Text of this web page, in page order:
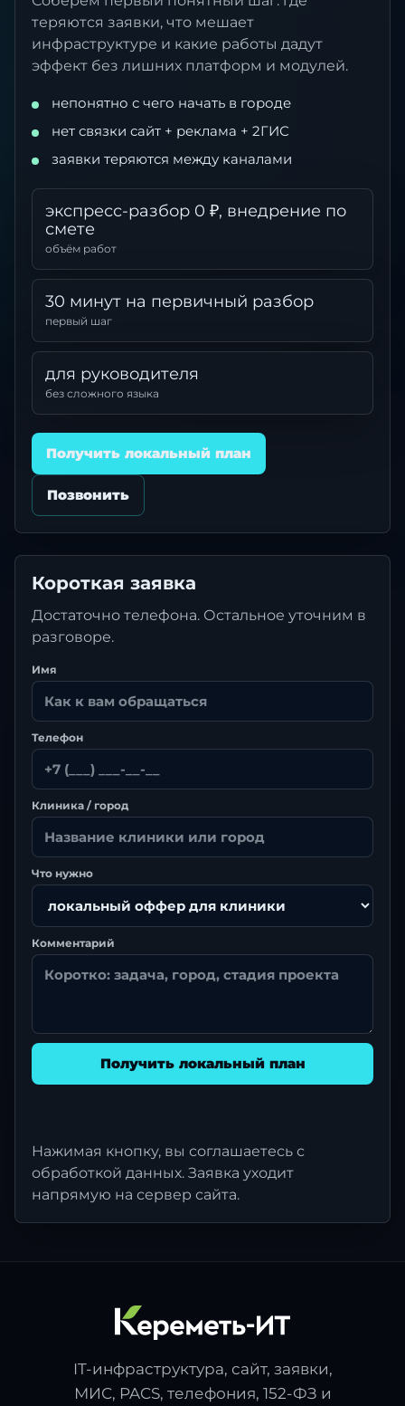
теряются заявки, что мешает
инфраструктуре и какие работы дадут
эффект без лишних платформ и модулей.
непонятно с чего начать в городе
нет связки сайт + реклама + 2ГИС
заявки теряются между каналами
экспресс-разбор 0 ₽, внедрение по
смете
объём работ
30 минут на первичный разбор
первый шаг
для руководителя
без сложного языка
Получить локальный план
Позвонить
Короткая заявка
Достаточно телефона. Остальное уточним в
разговоре.
Имя
Телефон
Клиника / город
Что нужно
Комментарий
Получить локальный план
Нажимая кнопку, вы соглашаетесь с
обработкой данных. Заявка уходит
напрямую на сервер сайта.
IT-инфраструктура, сайт, заявки,
МИС, PACS, телефония, 152-ФЗ и